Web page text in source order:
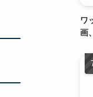
ワ
画